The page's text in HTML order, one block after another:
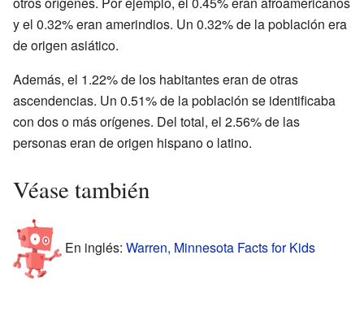
y el 0.32% eran amerindios. Un 0.32% de la población era
de origen asiático.
Además, el 1.22% de los habitantes eran de otras
ascendencias. Un 0.51% de la población se identificaba
con dos o más orígenes. Del total, el 2.56% de las
personas eran de origen hispano o latino.
Véase también
En inglés: Warren, Minnesota Facts for Kids